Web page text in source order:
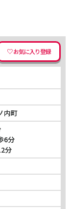
内町
6分
分